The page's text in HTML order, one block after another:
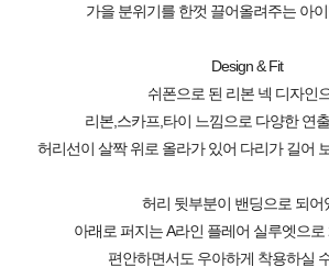
가을 분위기를 한껏 끌어올려주는 아
Design & Fit
쉬폰으로 된 리본 넥 디자인
리본,스카프,타이 느낌으로 다양한 연
허리선이 살짝 위로 올라가 있어 다리가 길어
허리 뒷부분이 밴딩으로 되어
아래로 퍼지는 A라인 플레어 실루엣으로
편안하면서도 우아하게 착용하실